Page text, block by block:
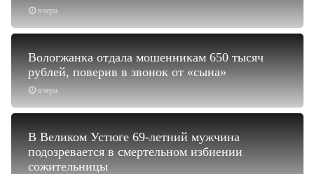
вчера
вчера
Вологжанка отдала мошенникам 650 тысяч
рублей, поверив в звонок от «сына»
В Великом Устюге 69-летний мужчина
подозревается в смертельном избиении
сожительницы